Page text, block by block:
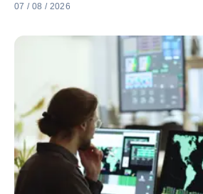
07 / 08 / 2026